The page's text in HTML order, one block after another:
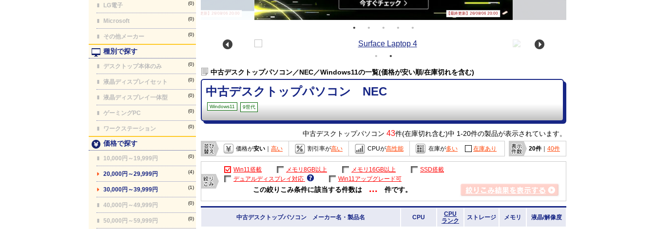
LG電子 (0)
Microsoft (0)
その他メーカー (0)
種別で探す
デスクトップ本体のみ (0)
液晶ディスプレイセット (0)
液晶ディスプレイ一体型 (0)
ゲーミングPC (0)
ワークステーション (0)
価格で探す
10,000円～19,999円 (0)
20,000円～29,999円 (4)
30,000円～39,999円 (1)
40,000円～49,999円 (0)
50,000円～59,999円 (0)
【最終更新】26/08/06 20:00 【最終更新】26/08/06 20:00
中古デスクトップパソコン／NEC／Windows11の一覧(価格が安い順/在庫切れを含む)
中古デスクトップパソコン NEC
Windows11 9世代
中古デスクトップパソコン 43件(在庫切れ含む)中 1-20件の製品が表示されています。
価格が安い 高い 割引率が高い CPUが高性能 在庫が多い 在庫あり 20件｜ 40件
Win11搭載 メモリ8GB以上 メモリ16GB以上
SSD搭載
デュアルディスプレイ対応
Win11アップグレード可
この絞りこみ条件に該当する件数は ... 件です。
中古デスクトップパソコン メーカー名・製品名 CPU
CPU
ランク
ストレージ メモリ 液晶/解像度